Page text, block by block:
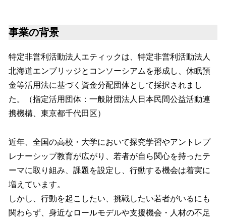
事業の背景
特定非営利活動法人エティックは、特定非営利活動法人
北海道エンブリッジとコンソーシアムを形成し、休眠預
金等活用法に基づく資金分配団体として採択されまし
た。（指定活用団体：一般財団法人日本民間公益活動連
携機構、東京都千代田区）
近年、全国の高校・大学において探究学習やアントレプ
レナーシップ教育が広がり、若者が自ら関心を持ったテ
ーマに取り組み、課題を設定し、行動する機会は着実に
増えています。
しかし、行動を起こしたい、挑戦したい若者がいるにも
関わらず、身近なロールモデルや支援機会・人材の不足